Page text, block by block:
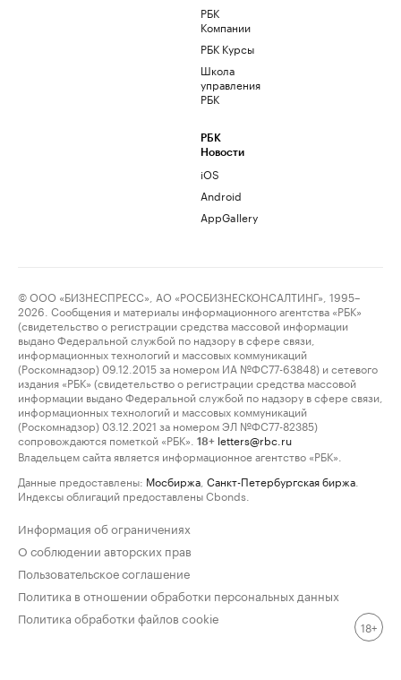
РБК
Компании
РБК Курсы
Школа
управления
РБК
РБК
Новости
iOS
Android
AppGallery
© ООО «БИЗНЕСПРЕСС», АО «РОСБИЗНЕСКОНСАЛТИНГ», 1995–
2026. Сообщения и материалы информационного агентства «РБК»
(свидетельство о регистрации средства массовой информации
выдано Федеральной службой по надзору в сфере связи,
информационных технологий и массовых коммуникаций
(Роскомнадзор) 09.12.2015 за номером ИА №ФС77-63848) и сетевого
издания «РБК» (свидетельство о регистрации средства массовой
информации выдано Федеральной службой по надзору в сфере связи,
информационных технологий и массовых коммуникаций
(Роскомнадзор) 03.12.2021 за номером ЭЛ №ФС77-82385)
сопровождаются пометкой «РБК».
18+ letters@rbc.ru
Владельцем сайта является информационное агентство «РБК».
Данные предоставлены: Мосбиржа Санкт-Петербургская биржа
Индексы облигаций предоставлены Cbonds.
Информация об ограничениях
О соблюдении авторских прав
Пользовательское соглашение
Политика в отношении обработки персональных данных
Политика обработки файлов cookie
18+